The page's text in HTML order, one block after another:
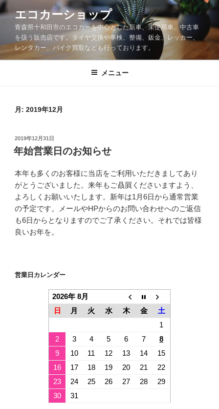
コ
ン
ツ
エコカーショップ
青森県十和田市のエコカーを中心とした新車、未使用車、中古車
を扱う販売店です。タイヤ交換や車検、整備、鈑金、レッカー、
レンタカー、バイク買取なども行っております。
メニュー
月: 2019年12月
投
稿
日:
2019年12月31日
年始営業日のお知らせ
本年も多くのお客様に当店をご利用いただきましてあり
がとうございました。来年もご贔屓くださいますよう、
よろしくお願いいたします。新年は1月6日から通常営業
の予定です。メールやHPからのお問い合わせへのご返信
も6日からとなりますのでご了承ください。それでは皆様
良いお年を。
営業日カレンダー
2026年 8月
日
月 火 水 木 金
土
1
2
3 4 5 6 7
8
9
10 11 12 13 14
15
16
17 18 19 20 21
22
23
24 25 26 27 28
29
30
31